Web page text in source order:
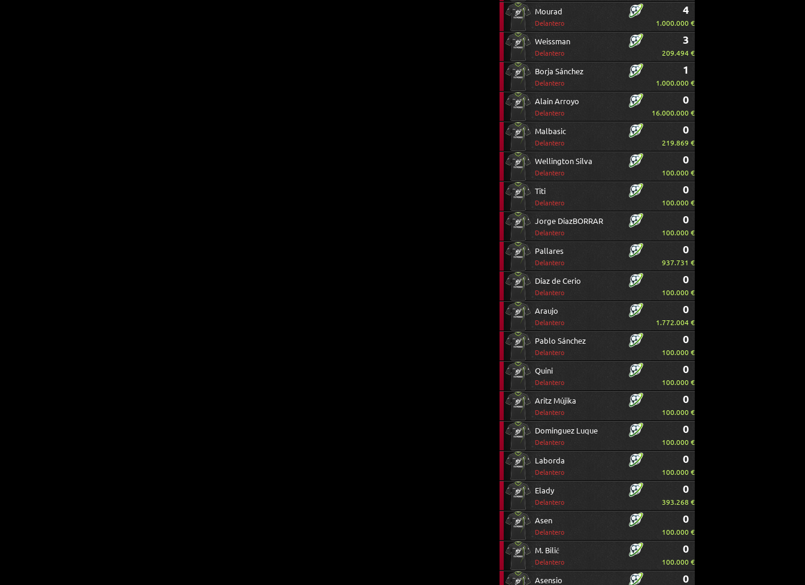
Mourad
Delantero
4
1.000.000 €
Weissman
Delantero
3
209.494 €
Borja Sánchez
Delantero
1
1.000.000 €
Alain Arroyo
Delantero
0
16.000.000 €
Malbasic
Delantero
0
219.869 €
Wellington Silva
Delantero
0
100.000 €
Titi
Delantero
0
100.000 €
Jorge DíazBORRAR
Delantero
0
100.000 €
Pallares
Delantero
0
937.731 €
Díaz de Cerio
Delantero
0
100.000 €
Araujo
Delantero
0
1.772.004 €
Pablo Sánchez
Delantero
0
100.000 €
Quini
Delantero
0
100.000 €
Aritz Mújika
Delantero
0
100.000 €
Dominguez Luque
Delantero
0
100.000 €
Laborda
Delantero
0
100.000 €
Elady
Delantero
0
393.268 €
Asen
Delantero
0
100.000 €
M. Bilić
Delantero
0
100.000 €
Asensio 0